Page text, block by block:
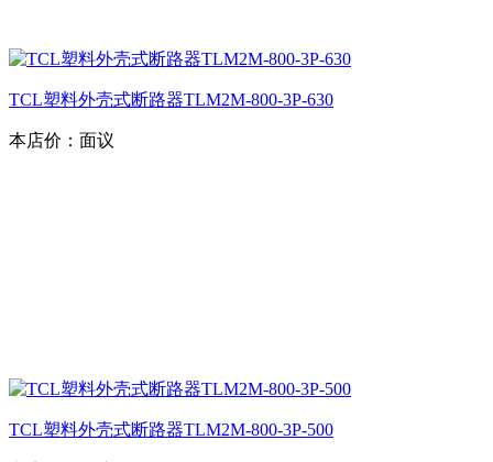
TCL塑料外壳式断路器TLM2M-800-3P-630
本店价： 面议
TCL塑料外壳式断路器TLM2M-800-3P-500